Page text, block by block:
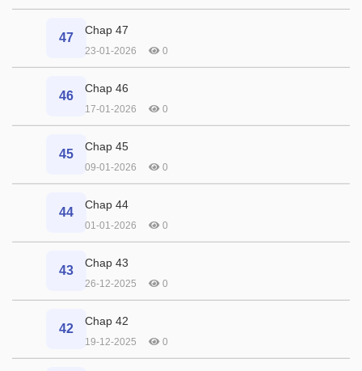
47
Chap 47
23-01-2026 0
46
Chap 46
17-01-2026 0
45
Chap 45
09-01-2026 0
44
Chap 44
01-01-2026 0
43
Chap 43
26-12-2025 0
42
Chap 42
19-12-2025 0